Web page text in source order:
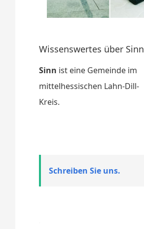
Wissenswertes über Sinn
Sinn ist eine Gemeinde im
mittelhessischen Lahn-Dill-
Kreis.
Schreiben Sie uns.